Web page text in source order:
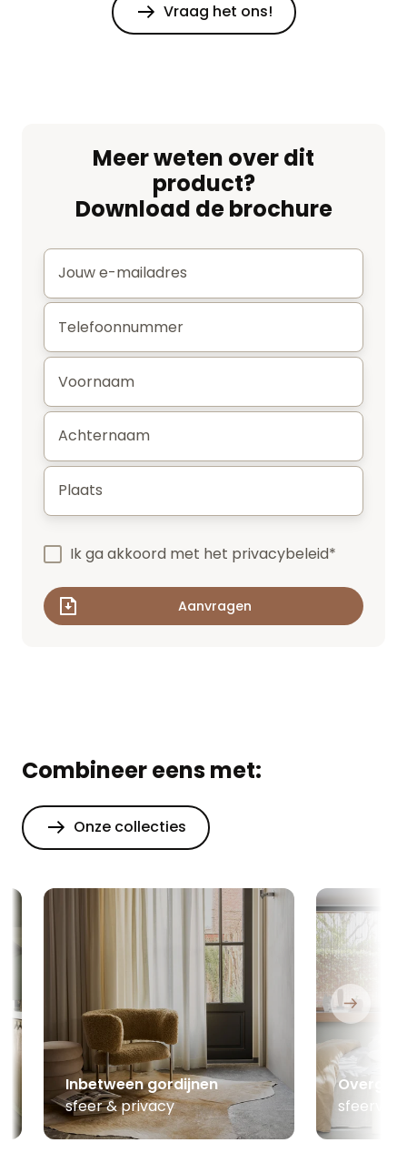
Vraag het ons!
Meer weten over dit
product?
Download de brochure
E-
mail*
Telefoonnummer
Voornaam
Achternaam
Plaats
Ik ga akkoord met het privacybeleid*
Combineer eens met:
Onze collecties
Inbetween gordijnen
sfeer & privacy